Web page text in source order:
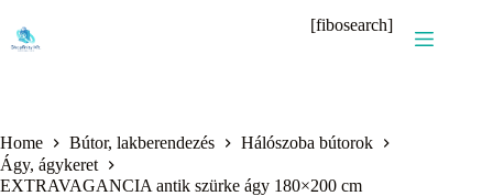
content
[fibosearch]
Home Bútor, lakberendezés
Hálószoba bútorok
Ágy, ágykeret
EXTRAVAGANCIA antik szürke ágy 180×200 cm